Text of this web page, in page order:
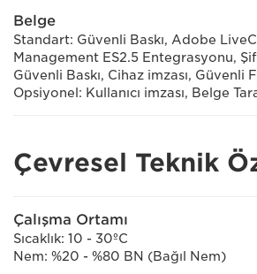
Belge
Standart: Güvenli Baskı, Adobe
Management ES2.5 Entegrasyonu,
Güvenli Baskı, Cihaz imzası, Güvenli
Opsiyonel: Kullanıcı imzası, Belge
Çevresel Teknik
Çalışma Ortamı
Sıcaklık: 10 - 30ºC
Nem: %20 - %80 BN (Bağıl Nem)